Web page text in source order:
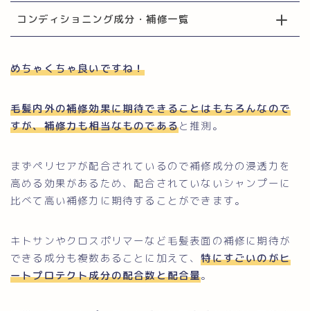
コンディショニング成分・補修一覧
めちゃくちゃ良いですね！
毛髪内外の補修効果に期待できることはもちろんなので
すが、補修力も相当なものであると推測。
まずペリセアが配合されているので補修成分の浸透力を
高める効果があるため、配合されていないシャンプーに
比べて高い補修力に期待することができます。
キトサンやクロスポリマーなど毛髪表面の補修に期待が
できる成分も複数あることに加えて、特にすごいのがヒ
ートプロテクト成分の配合数と配合量。